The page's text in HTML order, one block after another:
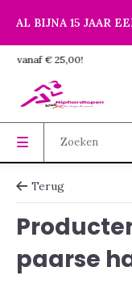
AL BIJNA 15 JAAR
GRATIS verzending
Terug
paarse